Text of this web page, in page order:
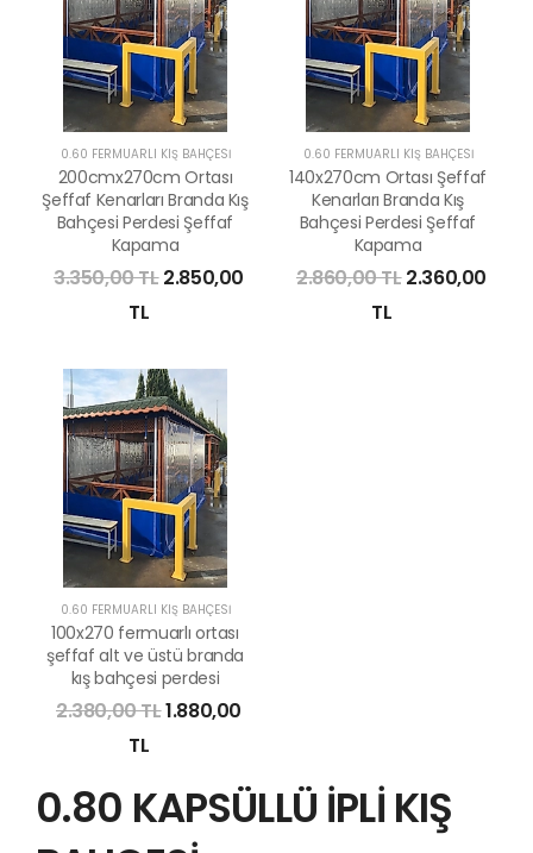
0.60 FERMUARLI KIŞ BAHÇESİ
200cmx270cm Ortası
Şeffaf Kenarları Branda Kış
Bahçesi Perdesi Şeffaf
Kapama
3.350,00 TL2.850,00
TL
0.60 FERMUARLI KIŞ BAHÇESİ
140x270cm Ortası Şeffaf
Kenarları Branda Kış
Bahçesi Perdesi Şeffaf
Kapama
2.860,00 TL2.360,00
TL
0.60 FERMUARLI KIŞ BAHÇESİ
100x270 fermuarlı ortası
şeffaf alt ve üstü branda
kış bahçesi perdesi
2.380,00 TL1.880,00
TL
0.80 KAPSÜLLÜ İPLİ KIŞ